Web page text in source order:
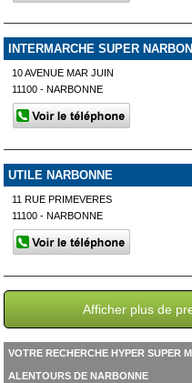
INTERMARCHE SUPER
10 AVENUE MAR JUIN
11100 - NARBONNE
UTILE NARBONNE
11 RUE PRIMEVERES
11100 - NARBONNE
Afficher plus de
VOTRE RECHERCHE HYPER SUPER
ALENTOURS DE NARBONNE